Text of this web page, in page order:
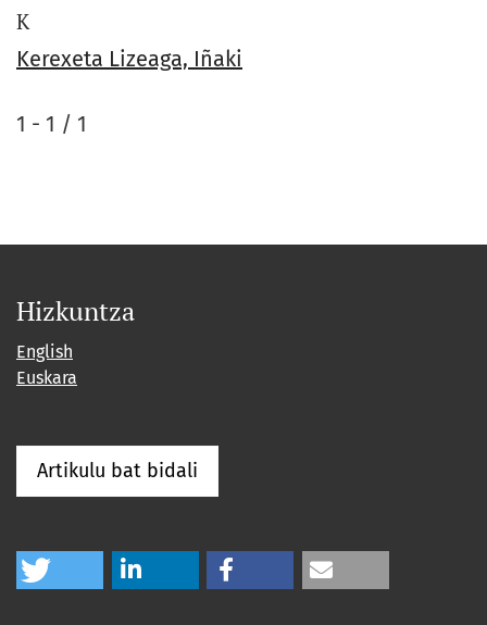
K
Kerexeta Lizeaga, Iñaki
1 - 1 / 1
Hizkuntza
English
Euskara
Artikulu bat bidali